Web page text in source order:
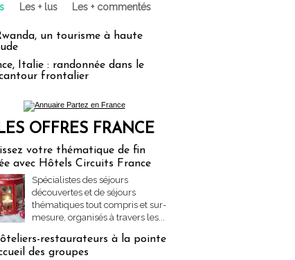
Les + lus Les + commentés
un tourisme à haute
Italie : randonnée dans le
frontalier
OFFRES FRANCE
votre thématique de fin
avec Hôtels Circuits France
Spécialistes des séjours
découvertes et de séjours
thématiques tout compris et sur-
mesure, organisés à travers les...
restaurateurs à la pointe
des groupes